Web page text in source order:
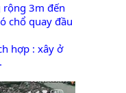
3m đến
chổ quay đầu
hợp : xây ở